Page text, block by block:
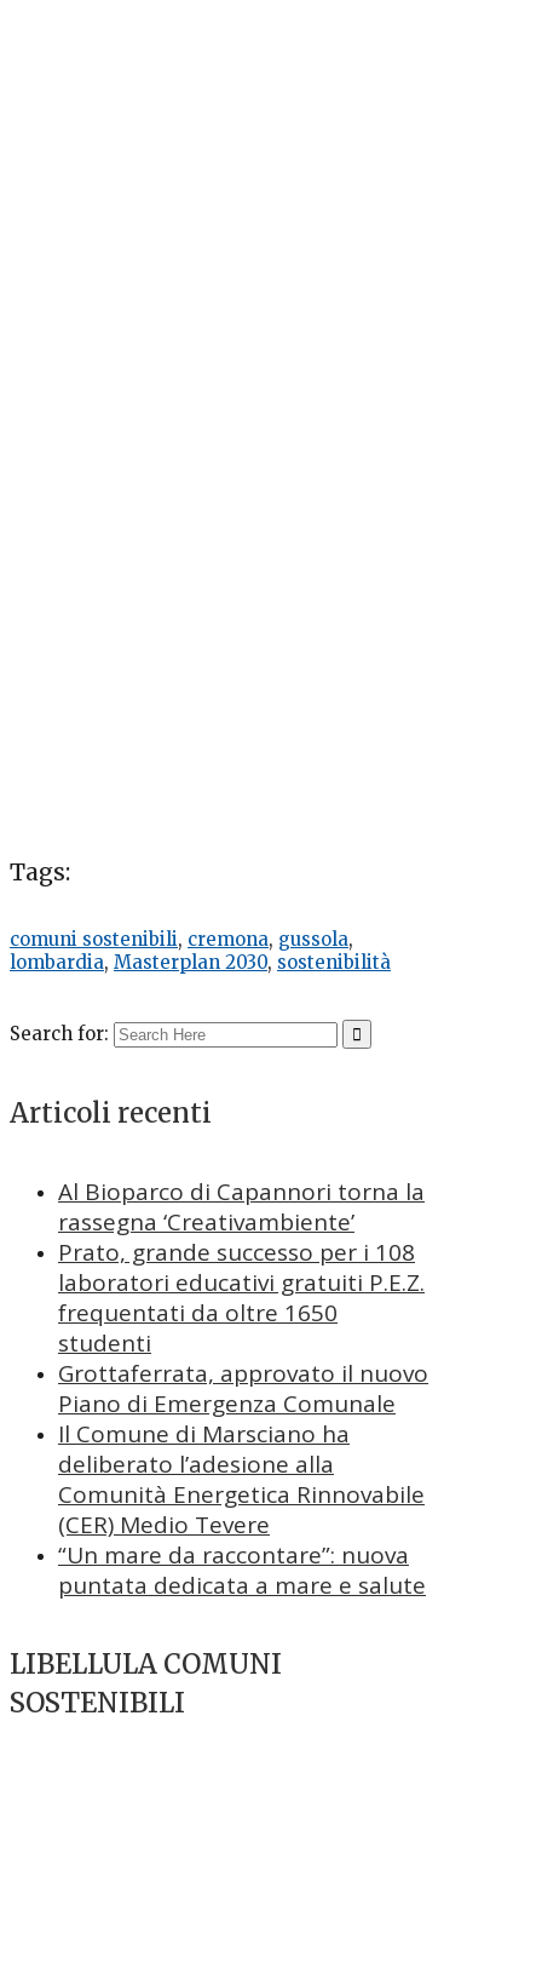
Tags:
comuni sostenibili, cremona, gussola,
lombardia, Masterplan 2030, sostenibilità
Search for:
Articoli recenti
Al Bioparco di Capannori torna la
rassegna ‘Creativambiente’
Prato, grande successo per i 108
laboratori educativi gratuiti P.E.Z.
frequentati da oltre 1650
studenti
Grottaferrata, approvato il nuovo
Piano di Emergenza Comunale
Il Comune di Marsciano ha
deliberato l’adesione alla
Comunità Energetica Rinnovabile
(CER) Medio Tevere
“Un mare da raccontare”: nuova
puntata dedicata a mare e salute
LIBELLULA COMUNI
SOSTENIBILI